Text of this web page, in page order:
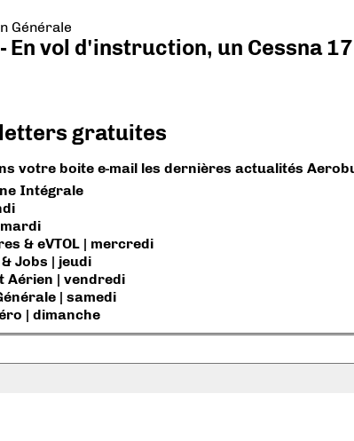
Générale
- En vol d'instruction, un Cessna
gratuites
votre boite e-mail les dernières actualités
Intégrale
& eVTOL | mercredi
Jobs | jeudi
Aérien | vendredi
| samedi
| dimanche